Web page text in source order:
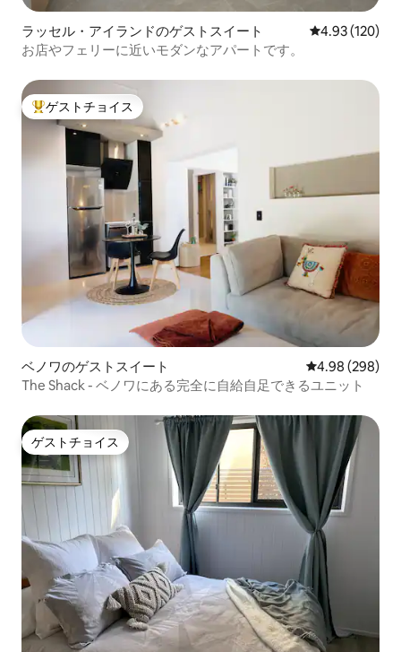
ラッセル・アイランドのゲストスイート レビュー120
4.93 (120)
お店やフェリーに近いモダンなアパートです。
大好評のゲストチョイスです。
ゲストチョイス
ベノワのゲストスイート レビュー298
4.98 (298)
The Shack - ベノワにある完全に自給自足できるユニット
ゲストチョイス
ゲストチョイス